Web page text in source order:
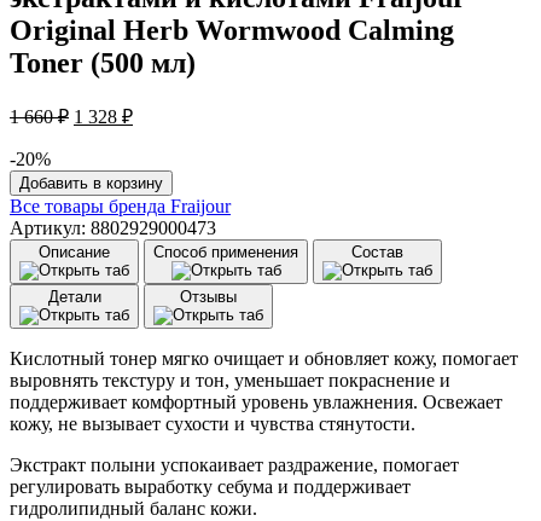
Original Herb Wormwood Calming
Toner (500 мл)
1 660₽ Первоначальная
1
660 ₽.
1 328 ₽Текущая
328 ₽.
-20%
Количество
товара
Тонер
для
лица
с
растительными
экстрактами
и
кислотами
Fraijour
Original
Herb
Wormwood
Calming
Toner
Добавить в корзину
Все товары бренда Fraijour
Артикул: 8802929000473
Описание Способ применения Состав
Детали Отзывы
Кислотный тонер мягко очищает и обновляет кожу, помогает
выровнять текстуру и тон, уменьшает покраснение и
поддерживает комфортный уровень увлажнения. Освежает
кожу, не вызывает сухости и чувства стянутости.
Экстракт полыни успокаивает раздражение, помогает
регулировать выработку себума и поддерживает
гидролипидный баланс кожи.